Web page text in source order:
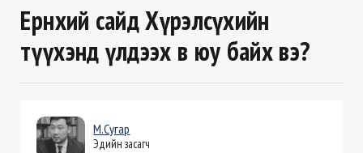
Ерөнхий сайд Хүрэлсүхийн
түүхэнд үлдээх өв юу байх вэ?
М.Сугар
Эдийн засагч